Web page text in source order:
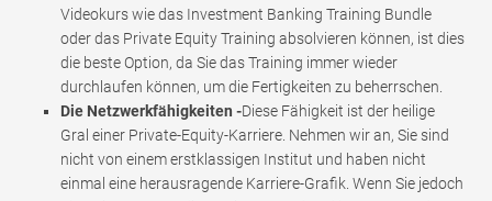
Videokurs wie das Investment Banking Training Bundle
oder das Private Equity Training absolvieren können, ist dies
die beste Option, da Sie das Training immer wieder
durchlaufen können, um die Fertigkeiten zu beherrschen.
Die Netzwerkfähigkeiten -Diese Fähigkeit ist der heilige
Gral einer Private-Equity-Karriere. Nehmen wir an, Sie sind
nicht von einem erstklassigen Institut und haben nicht
einmal eine herausragende Karriere-Grafik. Wenn Sie jedoch